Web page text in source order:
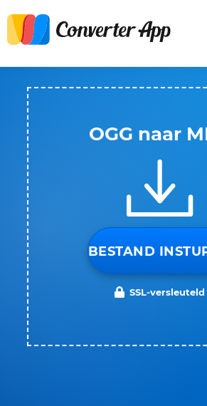
OGG naar
BESTAND
SSL-versleuteld